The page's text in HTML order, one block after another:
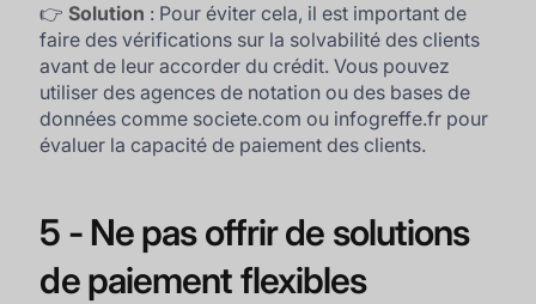
👉Solution : Pour éviter cela, il est important de
faire des vérifications sur la solvabilité des clients
avant de leur accorder du crédit. Vous pouvez
utiliser des agences de notation ou des bases de
données comme societe.com ou infogreffe.fr pour
évaluer la capacité de paiement des clients.
5 - Ne pas offrir de solutions
de paiement flexibles